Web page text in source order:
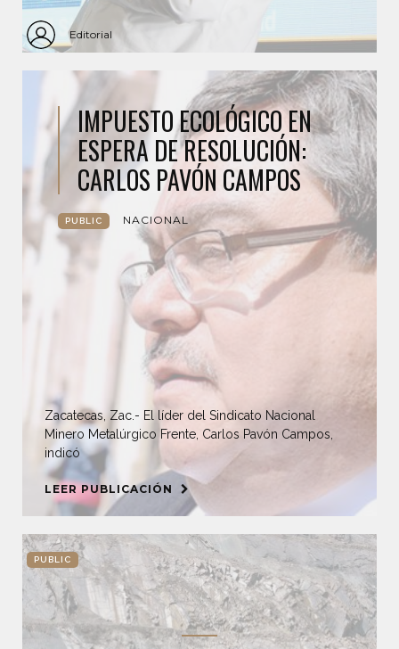
Editorial
IMPUESTO ECOLÓGICO EN
ESPERA DE RESOLUCIÓN:
CARLOS PAVÓN CAMPOS
PUBLIC NACIONAL
Zacatecas, Zac.- El líder del Sindicato Nacional
Minero Metalúrgico Frente, Carlos Pavón Campos,
indicó
LEER PUBLICACIÓN
PUBLIC